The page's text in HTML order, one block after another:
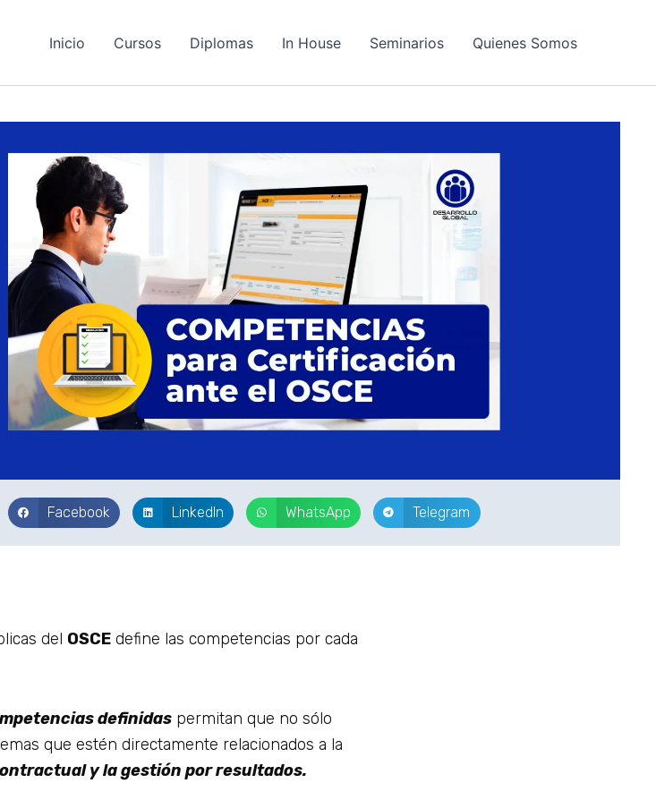
Inicio Cursos Diplomas In House Seminarios Quienes Somos
Facebook LinkedIn WhatsApp Telegram
del OSCE define las competencias por cada
definidas permitan que no sólo
que estén directamente relacionados a la
y la gestión por resultados.